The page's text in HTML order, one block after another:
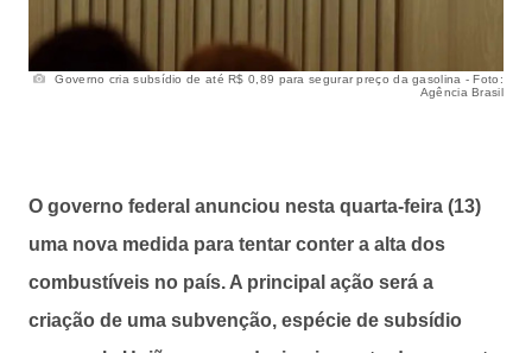
Governo cria subsídio de até R$ 0,89 para segurar preço da gasolina - Foto:
Agência Brasil
O governo federal anunciou nesta quarta-feira (13)
uma nova medida para tentar conter a alta dos
combustíveis no país. A principal ação será a
criação de uma subvenção, espécie de subsídio